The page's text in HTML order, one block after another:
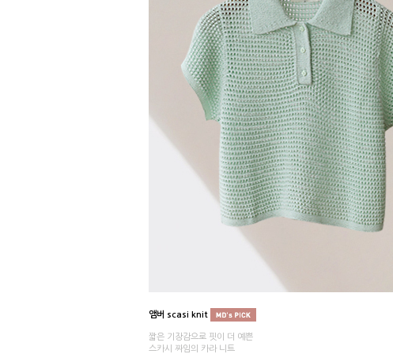
앰버 scasi knit
짧은 기장감으로 핏이 더 예쁜
스카시 짜임의 카라 니트